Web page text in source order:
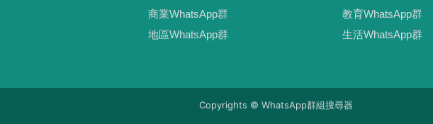
商業WhatsApp群
地區WhatsApp群
教育WhatsApp群
生活WhatsApp群
Copyrights © WhatsApp群組搜尋器